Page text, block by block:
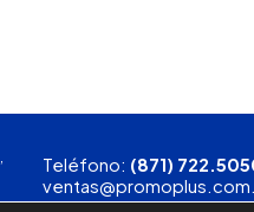
Teléfono: (871)